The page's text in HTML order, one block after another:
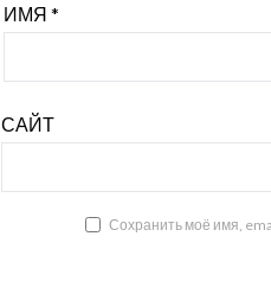
ИМЯ*
САЙТ
Сохранить моё имя,